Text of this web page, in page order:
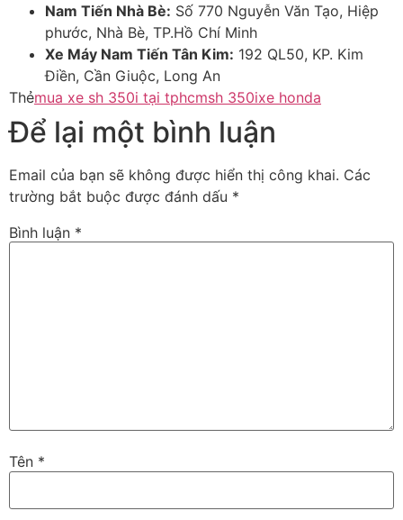
Nam Tiến Nhà Bè: Số 770 Nguyễn Văn Tạo, Hiệp
phước, Nhà Bè, TP.Hồ Chí Minh
Xe Máy Nam Tiến Tân Kim: 192 QL50, KP. Kim
Điền, Cần Giuộc, Long An
Thẻmua xe sh 350i tại tphcmsh 350ixe honda
Để lại một bình luận
Email của bạn sẽ không được hiển thị công khai. Các
trường bắt buộc được đánh dấu *
Bình luận *
Tên *